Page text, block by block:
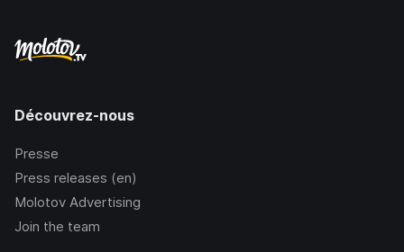
Découvrez-nous
Presse
Press releases (en)
Molotov Advertising
Join the team